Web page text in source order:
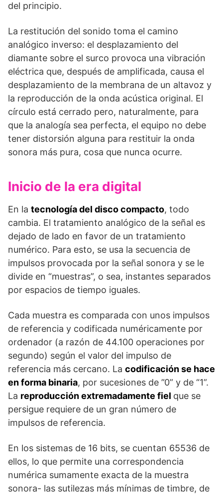
del principio.
La restitución del sonido toma el camino
analógico inverso: el desplazamiento del
diamante sobre el surco provoca una vibración
eléctrica que, después de amplificada, causa el
desplazamiento de la membrana de un altavoz y
la reproducción de la onda acústica original. El
círculo está cerrado pero, naturalmente, para
que la analogía sea perfecta, el equipo no debe
tener distorsión alguna para restituir la onda
sonora más pura, cosa que nunca ocurre.
Inicio de la era digital
En la tecnología del disco compacto, todo
cambia. El tratamiento analógico de la señal es
dejado de lado en favor de un tratamiento
numérico. Para esto, se usa la secuencia de
impulsos provocada por la señal sonora y se le
divide en “muestras”, o sea, instantes separados
por espacios de tiempo iguales.
Cada muestra es comparada con unos impulsos
de referencia y codificada numéricamente por
ordenador (a razón de 44.100 operaciones por
segundo) según el valor del impulso de
referencia más cercano. La codificación se hace
en forma binaria, por sucesiones de ”0” y de “1”.
La reproducción extremadamente fiel que se
persigue requiere de un gran número de
impulsos de referencia.
En los sistemas de 16 bits, se cuentan 65536 de
ellos, lo que permite una correspondencia
numérica sumamente exacta de la muestra
sonora- las sutilezas más mínimas de timbre, de